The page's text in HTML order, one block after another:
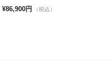
¥86,900円 （税込）